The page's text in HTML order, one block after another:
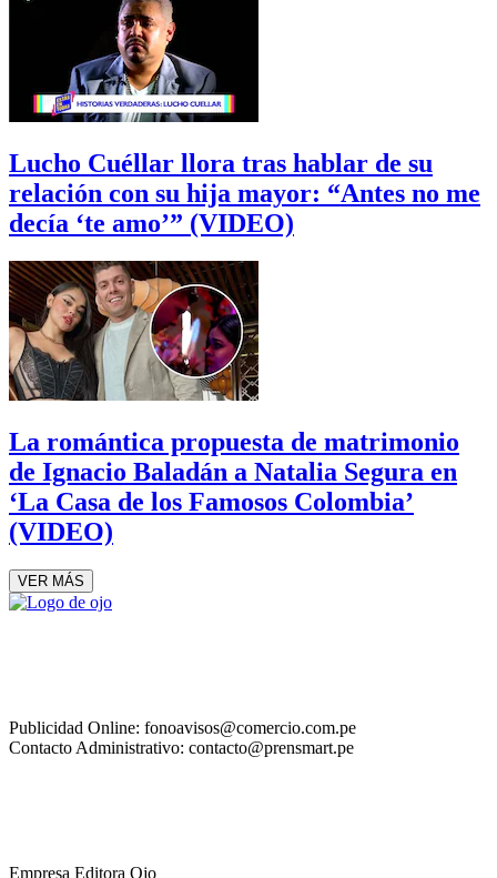
Lucho Cuéllar llora tras hablar de su
relación con su hija mayor: “Antes no me
decía ‘te amo’” (VIDEO)
La romántica propuesta de matrimonio
de Ignacio Baladán a Natalia Segura en
‘La Casa de los Famosos Colombia’
(VIDEO)
VER MÁS
Publicidad Online: fonoavisos@comercio.com.pe
Contacto Administrativo: contacto@prensmart.pe
Empresa Editora Ojo